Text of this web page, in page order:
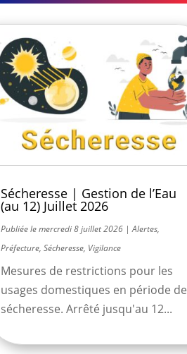
Sécheresse | Gestion de l’Eau
(au 12) Juillet 2026
mercredi 8 juillet 2026 |Alertes,
Préfecture,Sécheresse, Vigilance
Mesures de restrictions pour les
usages domestiques en période de
sécheresse. Arrêté jusqu'au 12...